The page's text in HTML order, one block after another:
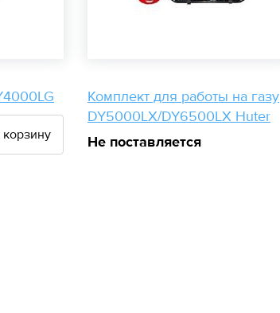
корзину
Комплект для работы на газу
DY5000LX/DY6500LX Huter
Не поставляется